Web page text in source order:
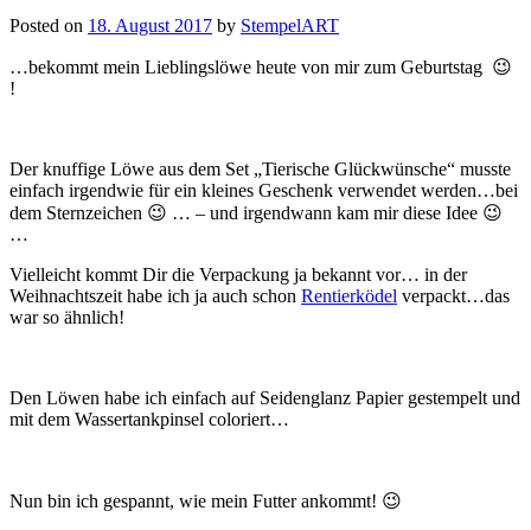
Posted on 18. August 2017 by StempelART
…bekommt mein Lieblingslöwe heute von mir zum Geburtstag 😉
!
Der knuffige Löwe aus dem Set „Tierische Glückwünsche“ musste
einfach irgendwie für ein kleines Geschenk verwendet werden…bei
dem Sternzeichen 😉 … – und irgendwann kam mir diese Idee 😉
…
Vielleicht kommt Dir die Verpackung ja bekannt vor… in der
Weihnachtszeit habe ich ja auch schon Rentierködel verpackt…das
war so ähnlich!
Den Löwen habe ich einfach auf Seidenglanz Papier gestempelt und
mit dem Wassertankpinsel coloriert…
Nun bin ich gespannt, wie mein Futter ankommt! 😉